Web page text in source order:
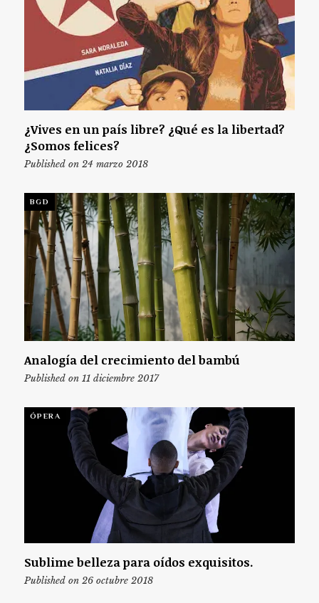
¿Vives en un país libre? ¿Qué es la libertad?
¿Somos felices?
Published on 24 marzo 2018
BGD
Analogía del crecimiento del bambú
Published on 11 diciembre 2017
ÓPERA
Sublime belleza para oídos exquisitos.
Published on 26 octubre 2018